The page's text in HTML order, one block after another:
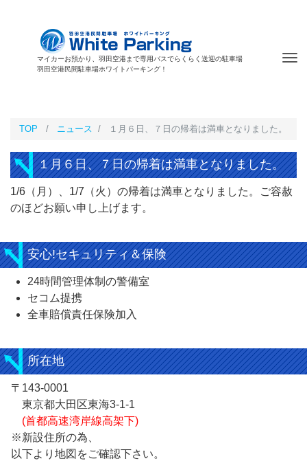
マイカーお預かり、羽田空港まで専用バスでらくらく送迎の駐車場
羽田空港民間駐車場ホワイトパーキング！
TOP ニュース １月６日、７日の帰着は満車となりました。
１月６日、７日の帰着は満車となりました。
1/6（月）、1/7（火）の帰着は満車となりました。ご容赦
のほどお願い申し上げます。
安心!セキュリティ＆保険
24時間管理体制の警備室
セコム提携
全車賠償責任保険加入
所在地
〒143-0001
東京都大田区東海3-1-1
(首都高速湾岸線高架下)
※新設住所の為、
以下より地図をご確認下さい。